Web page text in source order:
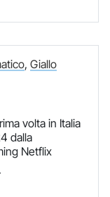
, Giallo
volta in Italia
dalla
Netflix